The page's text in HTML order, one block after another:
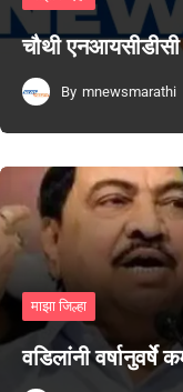
चौथी
By mnewsmarathi
माझा जिल्हा
वडिलांनी